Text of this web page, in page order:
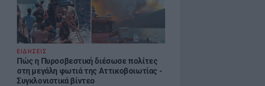
ΕΙΔΗΣΕΙΣ
Πώς η Πυροσβεστική διέσωσε πολίτες
στη μεγάλη φωτιά της Αττικοβοιωτίας -
Συγκλονιστικά βίντεο